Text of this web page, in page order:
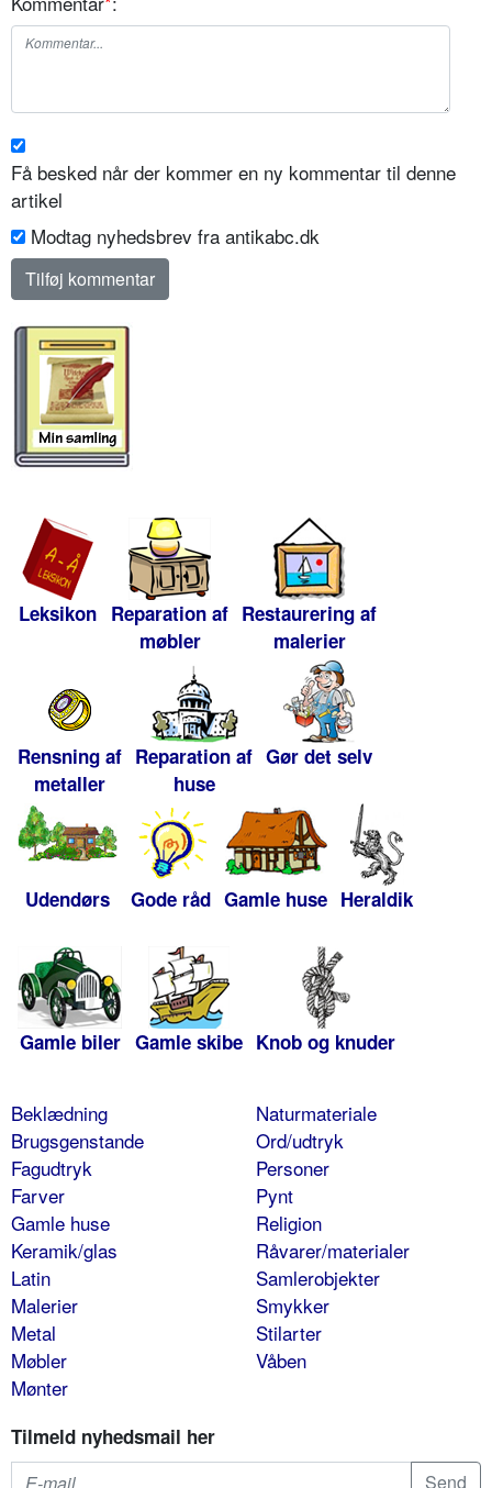
Få besked når der kommer en ny kommentar til denne
artikel
Modtag nyhedsbrev fra antikabc.dk
Leksikon Reparation af
møbler
Restaurering af
malerier
Rensning af
metaller
Reparation af
huse
Gør det selv
Udendørs Gode råd Gamle huse Heraldik
Gamle biler Gamle skibe Knob og knuder
Beklædning
Brugsgenstande
Fagudtryk
Farver
Gamle huse
Keramik/glas
Latin
Malerier
Metal
Møbler
Mønter
Naturmateriale
Ord/udtryk
Personer
Pynt
Religion
Råvarer/materialer
Samlerobjekter
Smykker
Stilarter
Våben
Tilmeld nyhedsmail her